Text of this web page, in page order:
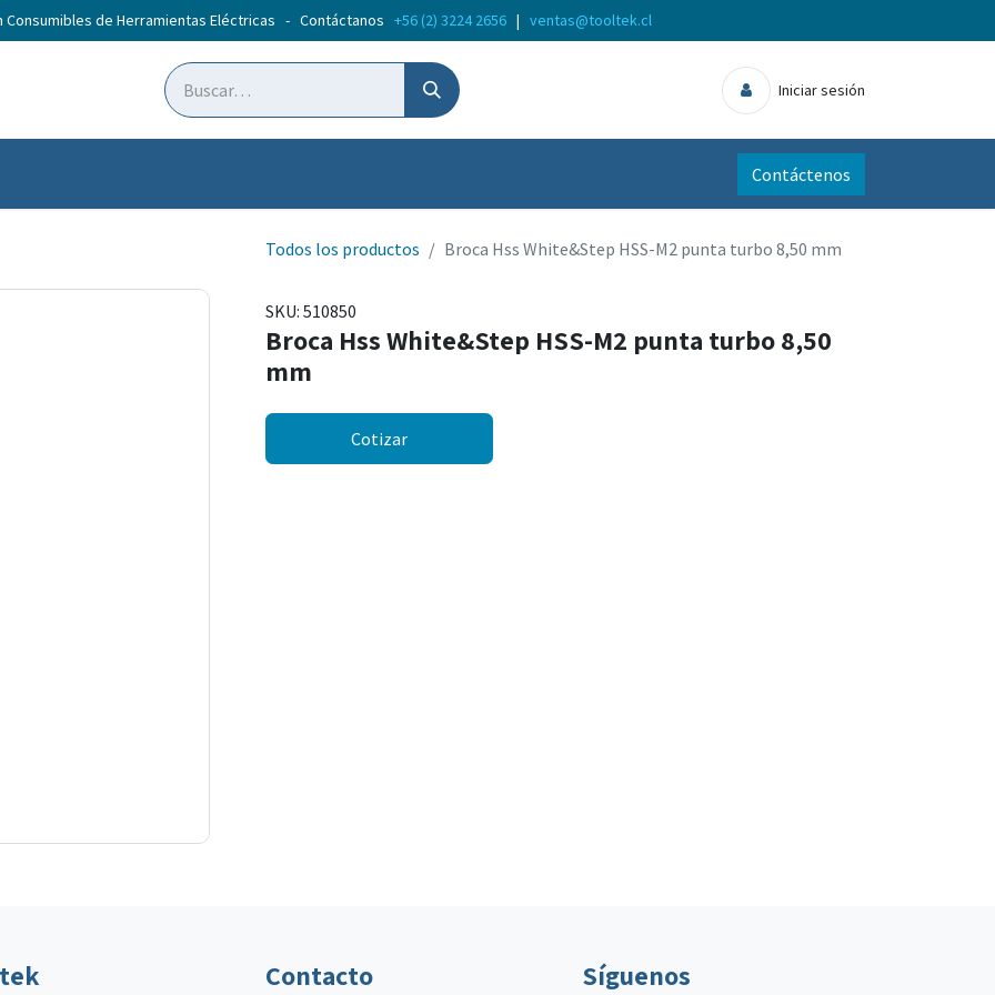
Consumibles de Herramientas Eléctricas - Contáctanos +56 (2) 3224 2656 | ventas@tooltek.cl
Iniciar sesión
Contáctenos
Todos los productos Broca Hss White&Step HSS-M2 punta turbo 8,50 mm
SKU: 510850
Broca Hss White&Step HSS-M2 punta turbo 8,50
mm
Cotizar
Contacto Síguenos